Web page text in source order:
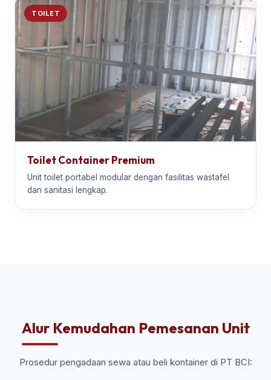
TOILET
Toilet Container Premium
Unit toilet portabel modular dengan fasilitas wastafel
dan sanitasi lengkap.
Alur Kemudahan Pemesanan Unit
Prosedur pengadaan sewa atau beli kontainer di PT BCI: